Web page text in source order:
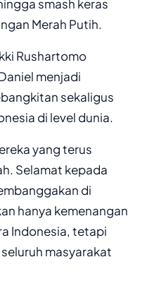
smash keras
Merah Putih.
Rushartomo
menjadi
sekaligus
di level dunia.
yang terus
Selamat kepada
di
hanya kemenangan
Indonesia, tetapi
masyarakat